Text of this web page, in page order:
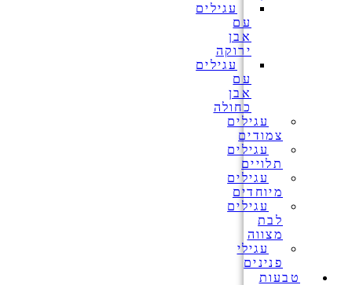
עגילים
עם
אבן
ירוקה
עגילים
עם
אבן
כחולה
עגילים
צמודים
עגילים
תלויים
עגילים
מיוחדים
עגילים
לבת
מצווה
עגילי
פנינים
טבעות